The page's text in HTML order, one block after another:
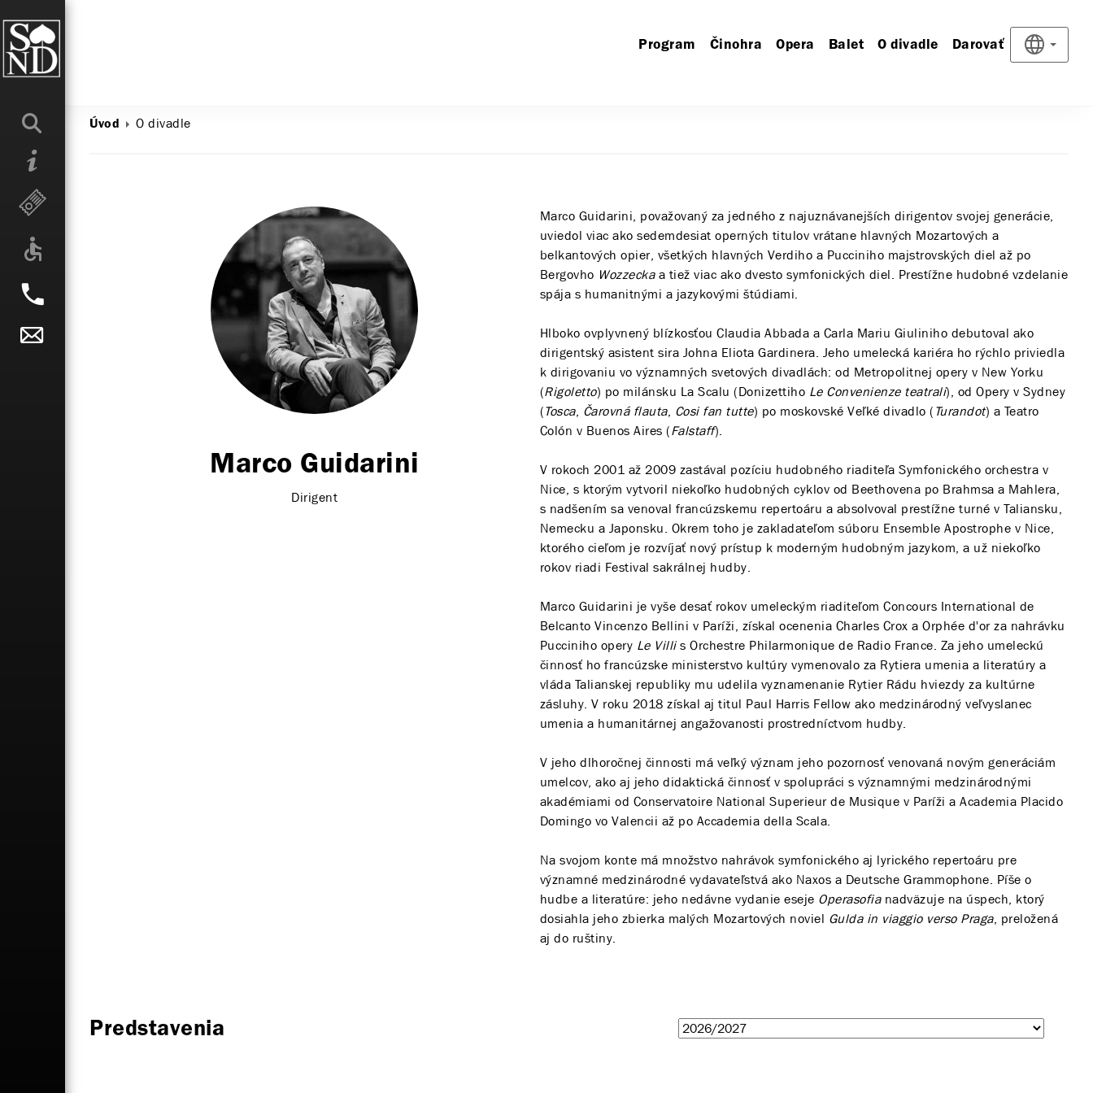
Program Činohra Opera Balet O divadle Darovať
Úvod O divadle
Marco Guidarini
Dirigent
Marco Guidarini, považovaný za jedného z najuznávanejších dirigentov svojej generácie,
uviedol viac ako sedemdesiat operných titulov vrátane hlavných Mozartových a
belkantových opier, všetkých hlavných Verdiho a Pucciniho majstrovských diel až po
Bergovho Wozzeckaa tiež viac ako dvesto symfonických diel. Prestížne hudobné vzdelanie
spája s humanitnými a jazykovými štúdiami.
Hlboko ovplyvnený blízkosťou Claudia Abbada a Carla Mariu Giuliniho debutoval ako
dirigentský asistent sira Johna Eliota Gardinera. Jeho umelecká kariéra ho rýchlo priviedla
k dirigovaniu vo významných svetových divadlách: od Metropolitnej opery v New Yorku
(Rigoletto) po milánsku La Scalu (Donizettiho Le Convenienze teatrali), od Opery v Sydney
(Tosca, Čarovná flauta, Cosi fan tutte) po moskovské Veľké divadlo (Turandot) a Teatro
Colón v Buenos Aires (Falstaff).
V rokoch 2001 až 2009 zastával pozíciu hudobného riaditeľa Symfonického orchestra v
Nice, s ktorým vytvoril niekoľko hudobných cyklov od Beethovena po Brahmsa a Mahlera,
s nadšením sa venoval francúzskemu repertoáru a absolvoval prestížne turné v Taliansku,
Nemecku a Japonsku. Okrem toho je zakladateľom súboru Ensemble Apostrophe v Nice,
ktorého cieľom je rozvíjať nový prístup k moderným hudobným jazykom, a už niekoľko
rokov riadi Festival sakrálnej hudby.
Marco Guidarini je vyše desať rokov umeleckým riaditeľom Concours International de
Belcanto Vincenzo Bellini v Paríži, získal ocenenia Charles Crox a Orphée d'or za nahrávku
Pucciniho opery Le Villis Orchestre Philarmonique de Radio France. Za jeho umeleckú
činnosť ho francúzske ministerstvo kultúry vymenovalo za Rytiera umenia a literatúry a
vláda Talianskej republiky mu udelila vyznamenanie Rytier Rádu hviezdy za kultúrne
zásluhy. V roku 2018 získal aj titul Paul Harris Fellow ako medzinárodný veľvyslanec
umenia a humanitárnej angažovanosti prostredníctvom hudby.
V jeho dlhoročnej činnosti má veľký význam jeho pozornosť venovaná novým generáciám
umelcov, ako aj jeho didaktická činnosť v spolupráci s významnými medzinárodnými
akadémiami od Conservatoire National Superieur de Musique v Paríži a Academia Placido
Domingo vo Valencii až po Accademia della Scala.
Na svojom konte má množstvo nahrávok symfonického aj lyrického repertoáru pre
významné medzinárodné vydavateľstvá ako Naxos a Deutsche Grammophone. Píše o
hudbe a literatúre: jeho nedávne vydanie eseje Operasofianadväzuje na úspech, ktorý
dosiahla jeho zbierka malých Mozartových noviel Gulda in viaggio verso Praga, preložená
aj do ruštiny.
Predstavenia